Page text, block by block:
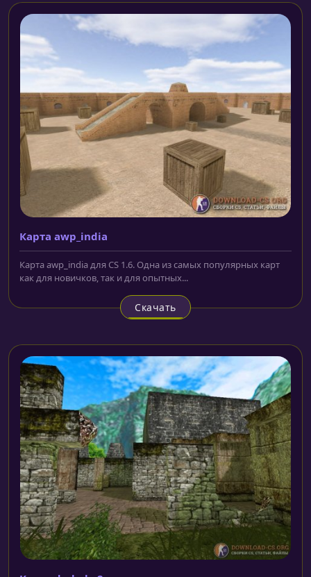
Карта awp_india
Карта awp_india для CS 1.6. Одна из самых популярных карт
как для новичков, так и для опытных...
Скачать